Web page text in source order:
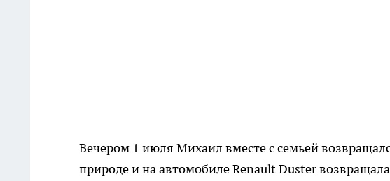
Вечером 1 июля Михаил вместе с семьей
природе и на автомобиле Renault Duster